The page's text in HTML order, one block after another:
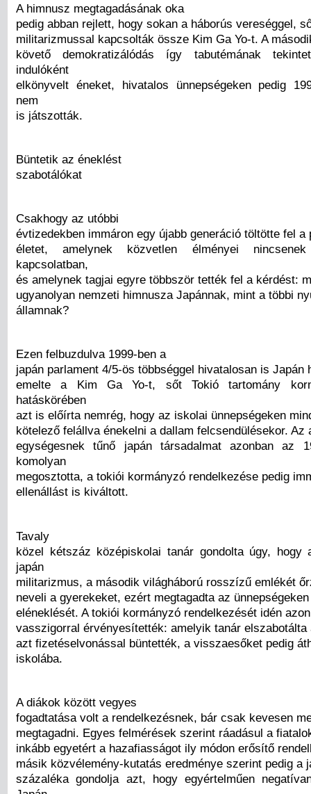
A himnusz megtagadásának oka
pedig abban rejlett, hogy sokan a háborús vereséggel,
militarizmussal kapcsolták össze Kim Ga Yo-t. A
követő demokratizálódás így tabutémának
indulóként
elkönyvelt éneket, hivatalos ünnepségeken pedig
nem
is játszották.
Büntetik az éneklést
szabotálókat
Csakhogy az utóbbi
évtizedekben immáron egy újabb generáció töltötte fel a
életet, amelynek közvetlen élményei
kapcsolatban,
és amelynek tagjai egyre többször tették fel a kérdést:
ugyanolyan nemzeti himnusza Japánnak, mint a többi
államnak?
Ezen felbuzdulva 1999-ben a
japán parlament 4/5-ös többséggel hivatalosan is Japán
emelte a Kim Ga Yo-t, sőt Tokió tartomány
hatáskörében
azt is előírta nemrég, hogy az iskolai ünnepségeken
kötelező felállva énekelni a dallam felcsendülésekor. Az
egységesnek tűnő japán társadalmat azonban az
komolyan
megosztotta, a tokiói kormányzó rendelkezése pedig
ellenállást is kiváltott.
Tavaly
közel kétszáz középiskolai tanár gondolta úgy, hogy
japán
militarizmus, a második világháború rosszízű emlékét
neveli a gyerekeket, ezért megtagadta az
eléneklését. A tokiói kormányzó rendelkezését idén
vasszigorral érvényesítették: amelyik tanár elszabotálta
azt fizetéselvonással büntették, a visszaesőket pedig
iskolába.
A diákok között vegyes
fogadtatása volt a rendelkezésnek, bár csak kevesen
megtagadni. Egyes felmérések szerint ráadásul a
inkább egyetért a hazafiasságot ily módon erősítő
másik közvélemény-kutatás eredménye szerint pedig a
százaléka gondolja azt, hogy egyértelműen